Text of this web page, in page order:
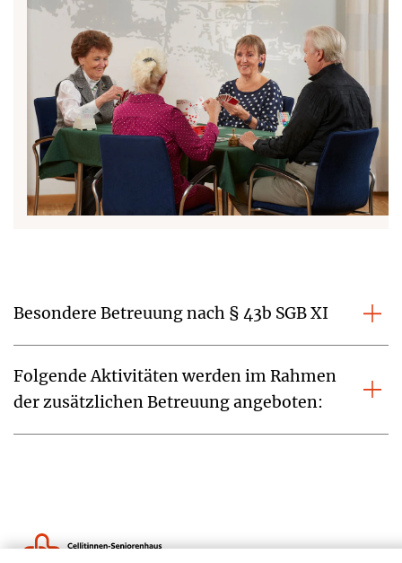
Besondere Betreuung nach § 43b SGB XI
Folgende Aktivitäten werden im Rahmen
der zusätzlichen Betreuung angeboten: